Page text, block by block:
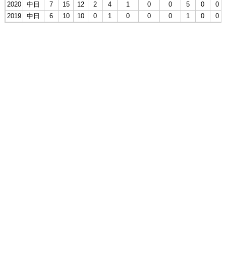
2020
中日 7 15 12 2 4 1 0 0 5 0
0
2019
中日 6 10 10 0 1 0 0 0 1 0 0